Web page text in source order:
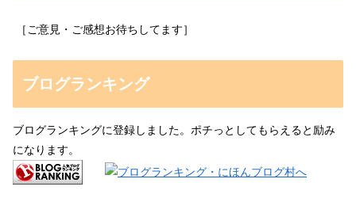
［ご意見・ご感想お待ちしてます］
ブログランキング
ブログランキングに登録しました。ポチっとしてもらえると励み
になります。